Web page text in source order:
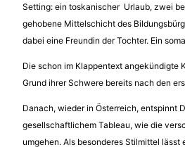
Setting: ein toskanischer Urlaub, zwei
gehobene Mittelschicht des
dabei eine Freundin der Tochter. Ein
Die schon im Klappentext angekündigte
Grund ihrer Schwere bereits nach den
Danach, wieder in Österreich, entspinnt
gesellschaftlichem Tableau, wie die
umgehen. Als besonderes Stilmittel